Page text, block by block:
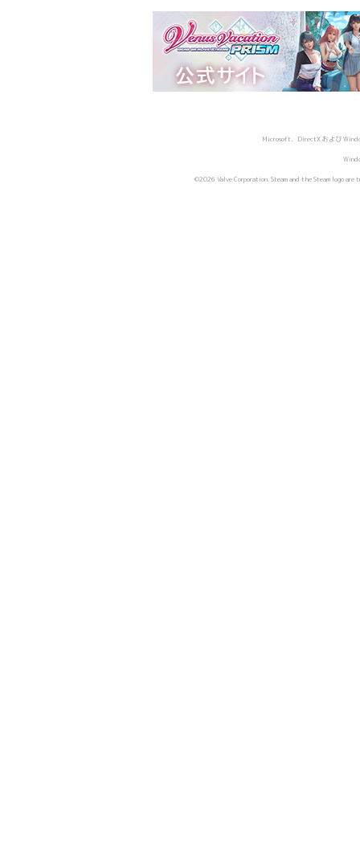
Microsoft、DirectX および
©2026 Valve Corporation. Steam and the Steam logo